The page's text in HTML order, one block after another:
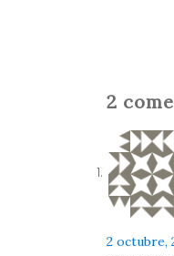
2
2 octubre,